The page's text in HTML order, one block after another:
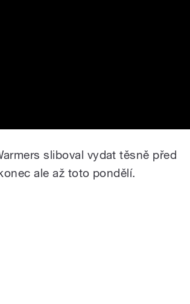
sliboval vydat těsně před
ale až toto pondělí.